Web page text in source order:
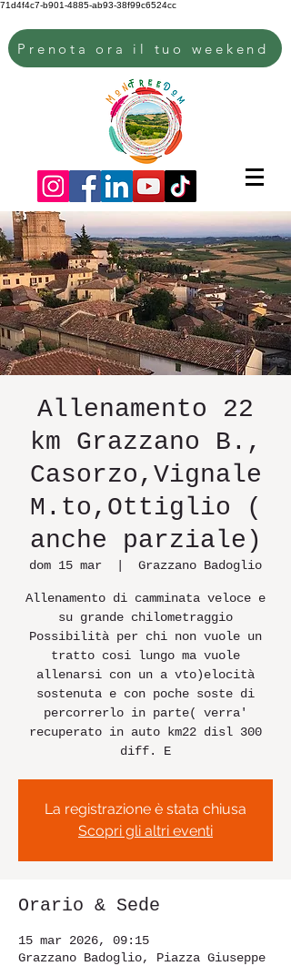
71d4f4c7-b901-4885-ab93-38f99c6524cc
Prenota ora il tuo weekend
Allenamento 22
km Grazzano B.,
Casorzo,Vignale
M.to,Ottiglio (
anche parziale)
dom 15 mar Grazzano Badoglio
Allenamento di camminata veloce e
su grande chilometraggio
Possibilità per chi non vuole un
tratto cosi lungo ma vuole
allenarsi con un a vto)elocità
sostenuta e con poche soste di
percorrerlo in parte( verra'
recuperato in auto km22 disl 300
diff. E
La registrazione è stata chiusa
Scopri gli altri eventi
Orario & Sede
15 mar 2026, 09:15
Grazzano Badoglio, Piazza Giuseppe